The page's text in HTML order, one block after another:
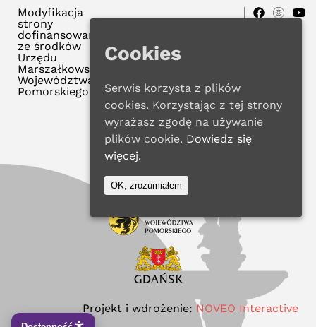
Modyfikacja
strony
dofinansowana
ze środków
Urzędu
Marszałkowskiego
Województwa
Pomorskiego
Projekt i wdrożenie: NOVEO Interactive
Cookies
Serwis korzysta z plików
cookies. Korzystając z tej strony
wyrażasz zgodę na używanie
plików cookie. Dowiedz się
więcej.
OK, zrozumiałem